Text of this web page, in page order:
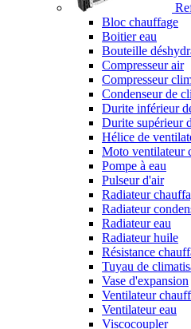
Bloc chauffage
Boitier eau
Bouteille
Compresseur air
Compresseur
Condenseur de
Durite inférieur
Durite supérieur
Hélice de
Moto ventilateur
Pompe à eau
Pulseur d'air
Radiateur
Radiateur
Radiateur eau
Radiateur huile
Résistance
Tuyau de
Vase d'expansion
Ventilateur
Ventilateur eau
Viscocoupler